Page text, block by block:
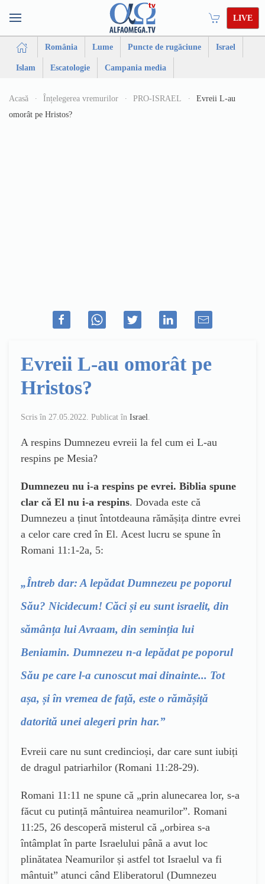
LIVE
România Lume Puncte de rugăciune Israel
Islam Escatologie Campania media
Acasă Înțelegerea vremurilor PRO-ISRAEL
Evreii L-au
omorât pe Hristos?
Evreii L-au omorât pe
Hristos?
Scris în 27.05.2022 . Publicat în Israel
A respins Dumnezeu evreii la fel cum ei L-au
respins pe Mesia?
Dumnezeu nu i-a respins pe evrei. Biblia spune
clar că El nu i-a respins. Dovada este că
Dumnezeu a ținut întotdeauna rămășița dintre evrei
a celor care cred în El. Acest lucru se spune în
Romani 11:1-2a, 5:
„Întreb dar: A lepădat Dumnezeu pe poporul
Său? Nicidecum! Căci și eu sunt israelit, din
sămânța lui Avraam, din seminția lui
Beniamin. Dumnezeu n-a lepădat pe poporul
Său pe care l-a cunoscut mai dinainte... Tot
așa, și în vremea de față, este o rămășiță
datorită unei alegeri prin har.”
Evreii care nu sunt credincioși, dar care sunt iubiți
de dragul patriarhilor (Romani 11:28-29).
Romani 11:11 ne spune că „prin alunecarea lor, s-a
făcut cu putință mântuirea neamurilor”. Romani
11:25, 26 descoperă misterul că „orbirea s-a
întâmplat în parte Israelului până a avut loc
plinătatea Neamurilor și astfel tot Israelul va fi
mântuit” atunci când Eliberatorul (Dumnezeu